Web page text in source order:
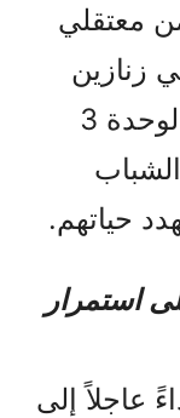
معتقلي
زنازين
انفرادية (مثل العنبر 35 في الوحدة 3
حياتهم.
استمرار
عاجلاً إلى